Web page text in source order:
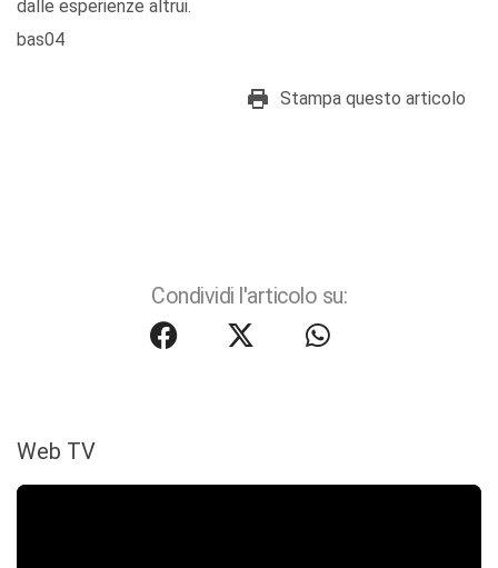
dalle esperienze altrui.
bas04
Stampa questo articolo
Condividi l'articolo su:
Web TV